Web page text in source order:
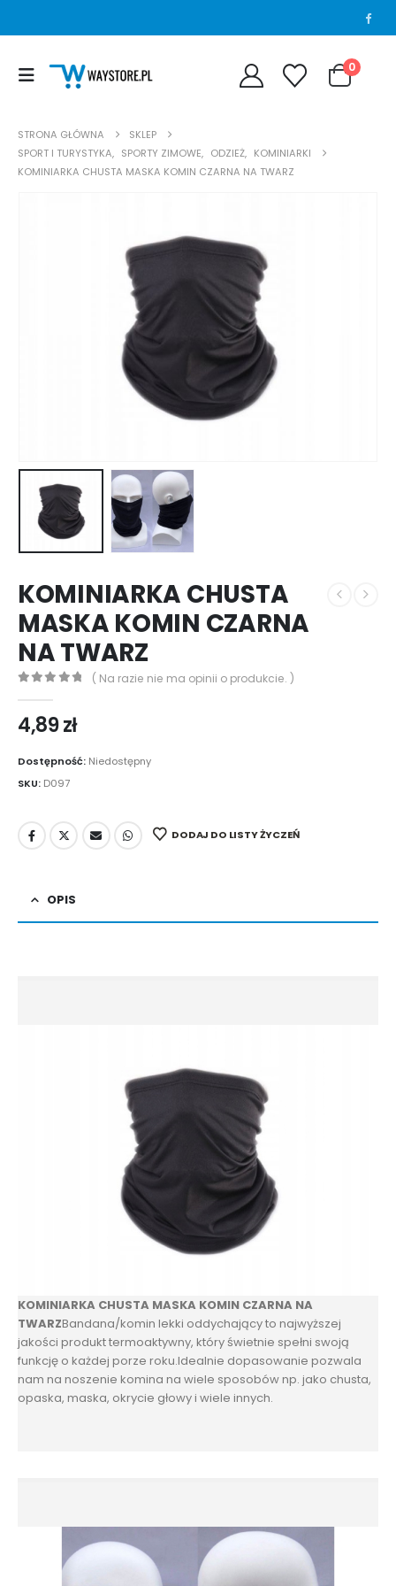
0
STRONA GŁÓWNA
SKLEP
SPORT I TURYSTYKA, SPORTY ZIMOWE, ODZIEŻ, KOMINIARKI
KOMINIARKA CHUSTA MASKA KOMIN CZARNA NA TWARZ
KOMINIARKA CHUSTA
MASKA KOMIN CZARNA
NA TWARZ
( Na razie nie ma opinii o produkcie. )
4,89zł
Dostępność: Niedostępny
SKU: D097
DODAJ DO LISTY ŻYCZEŃ
OPIS
KOMINIARKA CHUSTA MASKA KOMIN CZARNA NA
TWARZBandana/komin lekki oddychający to najwyższej
jakości produkt termoaktywny, który świetnie spełni swoją
funkcję o każdej porze roku.Idealnie dopasowanie pozwala
nam na noszenie komina na wiele sposobów np. jako chusta,
opaska, maska, okrycie głowy i wiele innych.